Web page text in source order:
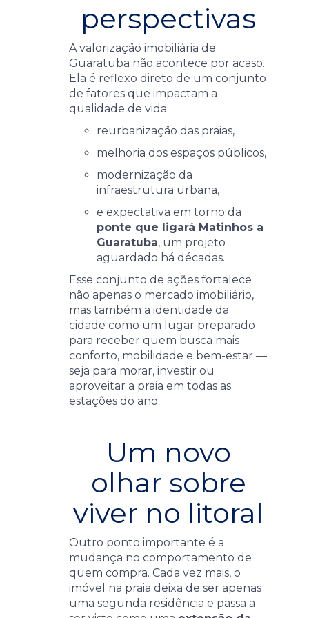
perspectivas
A valorização imobiliária de
Guaratuba não acontece por acaso.
Ela é reflexo direto de um conjunto
de fatores que impactam a
qualidade de vida:
reurbanização das praias,
melhoria dos espaços públicos,
modernização da
infraestrutura urbana,
e expectativa em torno da
ponte que ligará Matinhos a
Guaratuba, um projeto
aguardado há décadas.
Esse conjunto de ações fortalece
não apenas o mercado imobiliário,
mas também a identidade da
cidade como um lugar preparado
para receber quem busca mais
conforto, mobilidade e bem-estar —
seja para morar, investir ou
aproveitar a praia em todas as
estações do ano.
Um novo
olhar sobre
viver no litoral
Outro ponto importante é a
mudança no comportamento de
quem compra. Cada vez mais, o
imóvel na praia deixa de ser apenas
uma segunda residência e passa a